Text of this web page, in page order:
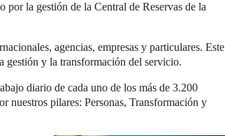
la gestión de la Central de Reservas de la
agencias, empresas y particulares. Este
gestión y la transformación del servicio.
diario de cada uno de los más de 3.200
nuestros pilares: Personas, Transformación y